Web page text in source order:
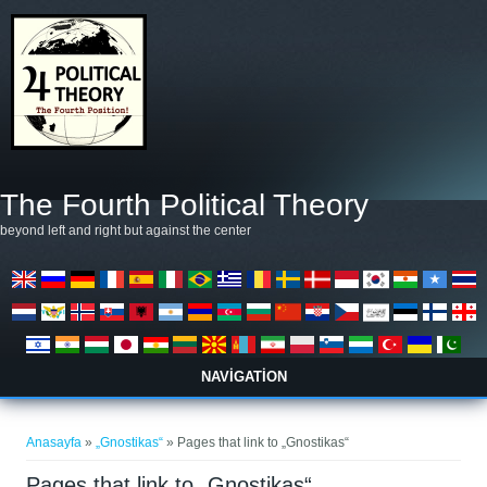
The Fourth Political Theory
beyond left and right but against the center
NAVIGATION
Anasayfa »„Gnostikas“ » Pages that link to „Gnostikas“